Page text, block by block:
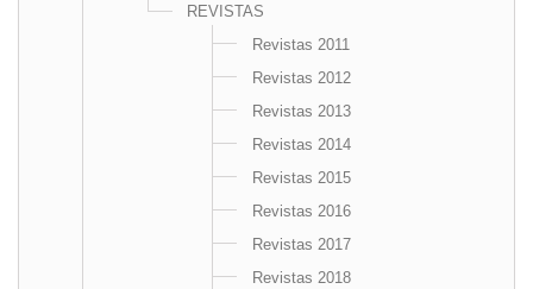
REVISTAS
Revistas 2011
Revistas 2012
Revistas 2013
Revistas 2014
Revistas 2015
Revistas 2016
Revistas 2017
Revistas 2018